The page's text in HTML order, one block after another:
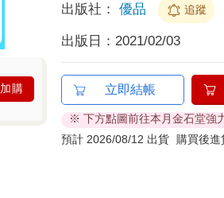
加購
出版社： 優品 追蹤
出版日： 2021/02/03
立即結帳
※ 下方點圖前往本月金石堂強
預計 2026/08/12 出貨
購買後